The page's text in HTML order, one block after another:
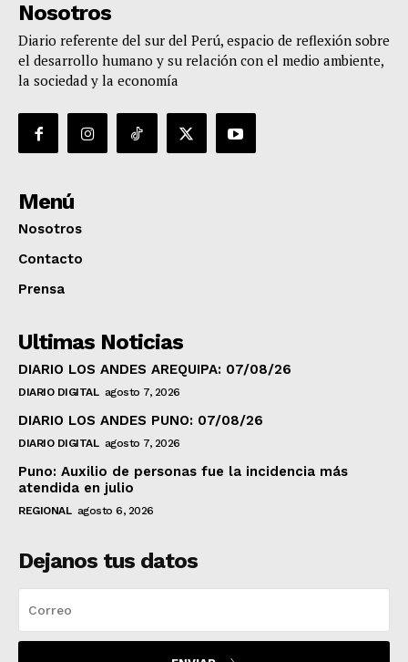
Nosotros
Diario referente del sur del Perú, espacio de reflexión sobre
el desarrollo humano y su relación con el medio ambiente,
la sociedad y la economía
Menú
Nosotros
Contacto
Prensa
Ultimas Noticias
DIARIO LOS ANDES AREQUIPA: 07/08/26
DIARIO DIGITAL agosto 7, 2026
DIARIO LOS ANDES PUNO: 07/08/26
DIARIO DIGITAL agosto 7, 2026
Puno: Auxilio de personas fue la incidencia más
atendida en julio
REGIONAL agosto 6, 2026
Dejanos tus datos